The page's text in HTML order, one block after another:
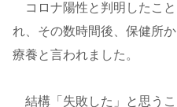
コロナ陽性と判明したこ
れ、その数時間後、保健所
療養と言われました。
結構「失敗した」と思う